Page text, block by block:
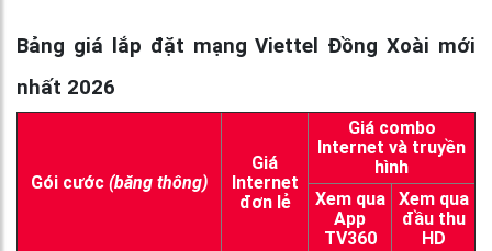
Bảng giá lắp đặt mạng Viettel Đồng Xoài mới
nhất 2026
Gói cước (băng thông)
Giá
Internet
đơn lẻ
Giá combo
Internet và truyền
hình
Xem qua
App
TV360
Xem qua
đầu thu
HD